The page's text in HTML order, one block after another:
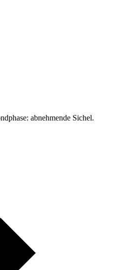
abnehmende Sichel.